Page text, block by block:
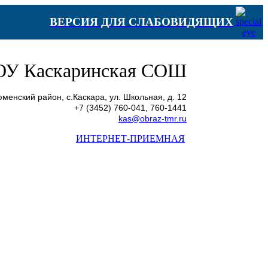
ВЕРСИЯ ДЛЯ СЛАБОВИДЯЩИХ
Каскаринская СОШ
район, с.Каскара, ул. Школьная, д. 12
+7 (3452) 760-041, 760-1441
kas@obraz-tmr.ru
ИНТЕРНЕТ-ПРИЕМНАЯ